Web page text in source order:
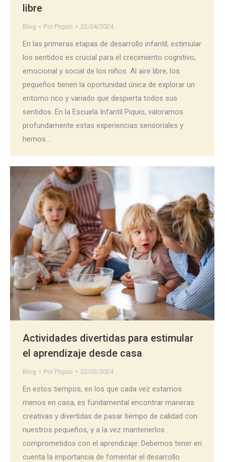
libre
Blog Por Piquio 22/04/2024
En las primeras etapas de desarrollo infantil, estimular
los sentidos es crucial para el crecimiento cognitivo,
emocional y social de los niños. Al aire libre, los
pequeños tienen la oportunidad única de explorar un
entorno rico y variado que despierta todos sus
sentidos. En la Escuela Infantil Piquio, valoramos
profundamente estas experiencias sensoriales y
hemos…
Actividades divertidas para estimular
el aprendizaje desde casa
Blog Por Piquio 22/03/2024
En estos tiempos, en los que cada vez estamos
menos en casa, es fundamental encontrar maneras
creativas y divertidas de pasar tiempo de calidad con
nuestros pequeños, y a la vez mantenerlos
comprometidos con el aprendizaje. Debemos tener en
cuenta la importancia de fomentar el desarrollo